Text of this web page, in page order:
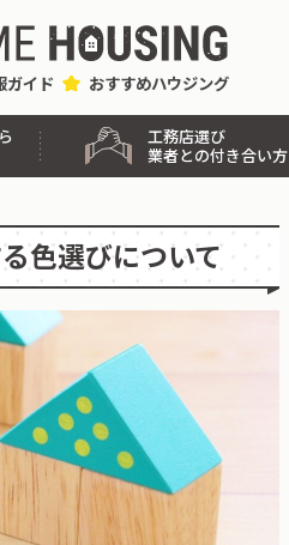
ガイド おすすめハウジング
工務店選び
業者との付き合い方
色選びについて